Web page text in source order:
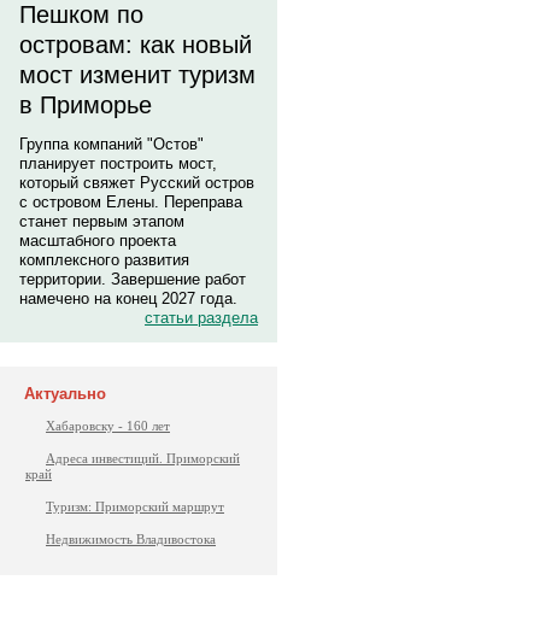
Пешком по
островам: как новый
мост изменит туризм
в Приморье
Группа компаний "Остов"
планирует построить мост,
который свяжет Русский остров
с островом Елены. Переправа
станет первым этапом
масштабного проекта
комплексного развития
территории. Завершение работ
намечено на конец 2027 года.
статьи раздела
Актуально
Хабаровску - 160 лет
Адреса инвестиций. Приморский
край
Туризм: Приморский маршрут
Недвижимость Владивостока